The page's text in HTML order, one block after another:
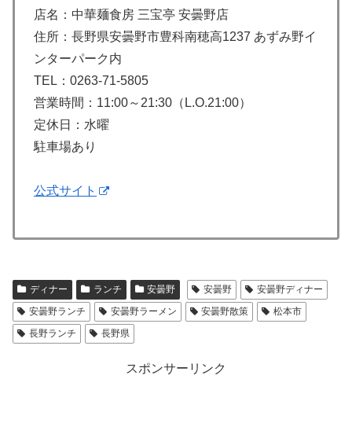
店名：中華麺食房 三宝亭 安曇野店
住所：長野県安曇野市豊科南穂高1237 あずみ野イ
ンターパーク内
TEL：0263-71-5805
営業時間：11:00～21:30（L.O.21:00）
定休日：水曜
駐車場あり
公式サイト
ディナー ランチ 安曇野 安曇野
安曇野ディナー
安曇野ランチ
安曇野ラーメン 安曇野散策
松本市
長野ランチ
長野県
スポンサーリンク